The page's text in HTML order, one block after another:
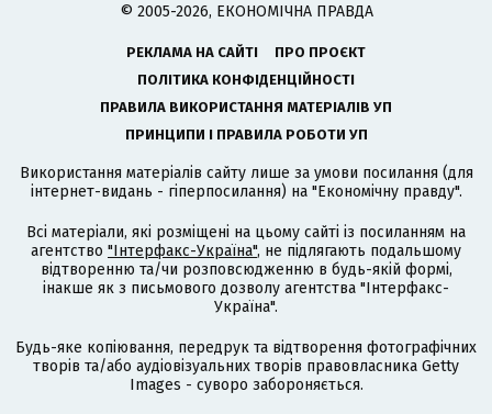
© 2005-2026, ЕКОНОМІЧНА ПРАВДА
РЕКЛАМА НА САЙТІ
ПРО ПРОЄКТ
ПОЛІТИКА КОНФІДЕНЦІЙНОСТІ
ПРАВИЛА ВИКОРИСТАННЯ МАТЕРІАЛІВ УП
ПРИНЦИПИ І ПРАВИЛА РОБОТИ УП
Використання матеріалів сайту лише за умови посилання (для
інтернет-видань - гіперпосилання) на "Економічну правду".
Всі матеріали, які розміщені на цьому сайті із посиланням на
агентство "Інтерфакс-Україна", не підлягають подальшому
відтворенню та/чи розповсюдженню в будь-якій формі,
інакше як з письмового дозволу агентства "Інтерфакс-
Україна".
Будь-яке копіювання, передрук та відтворення фотографічних
творів та/або аудіовізуальних творів правовласника Getty
Images - суворо забороняється.